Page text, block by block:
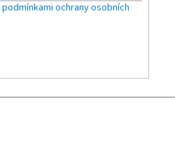
podmínkami ochrany osobních